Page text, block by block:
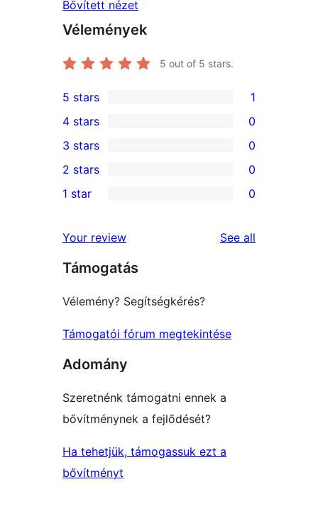
Bővített nézet
Vélemények
5 out of 5 stars.
1
5-
star
review
5 stars 1
4-
star
reviews
4 stars 0
0
3-
star
3 stars 0
2-
reviews
2 stars 0
star
reviews
1 star 0
Your review See all
Támogatás
Vélemény? Segítségkérés?
Támogatói fórum megtekintése
Adomány
Szeretnénk támogatni ennek a
bővítménynek a fejlődését?
Ha tehetjük, támogassuk ezt a
bővítményt